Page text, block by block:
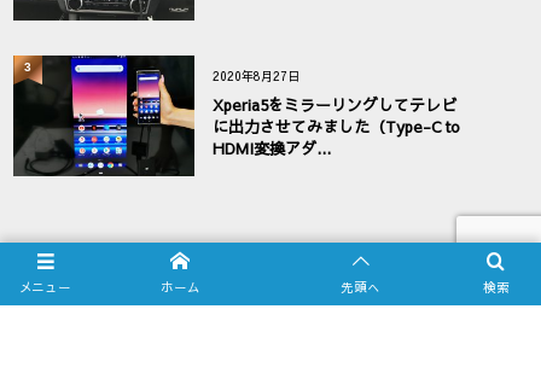
2020年8月27日
Xperia5をミラーリングしてテレビ
に出力させてみました（Type-C to
HDMI変換アダ...
3
メニュー 検索
ホーム 先頭へ